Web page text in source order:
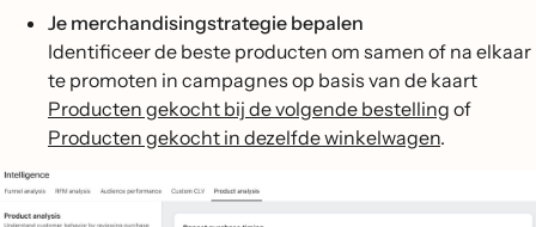
Je merchandisingstrategie bepalen
Identificeer de beste producten om samen of na elkaar
te promoten in campagnes op basis van de kaart
Producten gekocht bij de volgende bestelling of
Producten gekocht in dezelfde winkelwagen.